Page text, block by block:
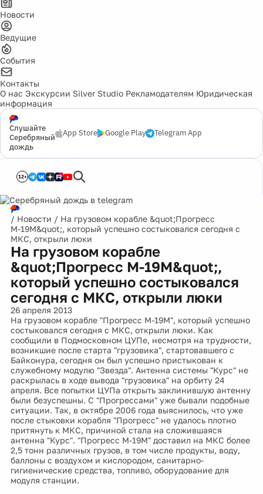
Новости
Ведущие
События
Контакты
О нас Экскурсии Silver Studio Рекламодателям Юридическая
информация
Слушайте
Серебряный
дождь
App Store Google Play Telegram App
12+
/ Новости / На грузовом корабле &quot;Прогресс
М-19М&quot;, который успешно состыковался сегодня с
МКС, открыли люки
На грузовом корабле
&quot;Прогресс М-19М&quot;,
который успешно состыковался
сегодня с МКС, открыли люки
26 апреля 2013
На грузовом корабле "Прогресс М-19М", который успешно
состыковался сегодня с МКС, открыли люки. Как
сообщили в Подмосковном ЦУПе, несмотря на трудности,
возникшие после старта "грузовика", стартовавшего с
Байконура, сегодня он был успешно пристыкован к
служебному модулю "Звезда". Антенна системы "Курс" не
раскрылась в ходе вывода "грузовика" на орбиту 24
апреля. Все попытки ЦУПа открыть заклинившую антенну
были безуспешны. С "Прогрессами" уже бывали подобные
ситуации. Так, в октябре 2006 года выяснилось, что уже
после стыковки корабля "Прогресс" не удалось плотно
притянуть к МКС, причиной стала на сложившаяся
антенна "Курс". "Прогресс М-19М" доставил на МКС более
2,5 тонн различных грузов, в том числе продукты, воду,
баллоны с воздухом и кислородом, санитарно-
гигиенические средства, топливо, оборудование для
модуля станции.